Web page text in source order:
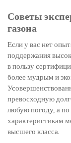
Советы
газона
Если у вас нет
поддержания
в пользу
более мудрым и
превосходную
любую погоду, а по
характеристикам
высшего класса.